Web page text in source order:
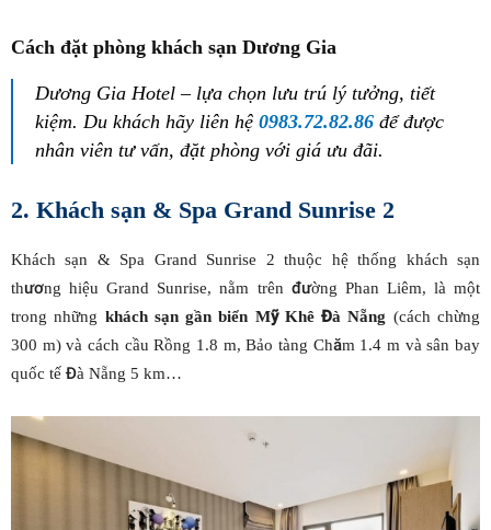
Cách đặt phòng khách sạn Dương Gia
Dương Gia Hotel – lựa chọn lưu trú lý tưởng, tiết
kiệm. Du khách hãy liên hệ 0983.72.82.86 để được
nhân viên tư vấn, đặt phòng với giá ưu đãi.
2. Khách sạn & Spa Grand Sunrise 2
Khách sạn & Spa Grand Sunrise 2 thuộc hệ thống khách sạn
thương hiệu Grand Sunrise, nằm trên đường Phan Liêm, là một
trong những khách sạn gần biển Mỹ Khê Đà Nẵng (cách chừng
300 m) và cách cầu Rồng 1.8 m, Bảo tàng Chăm 1.4 m và sân bay
quốc tế Đà Nẵng 5 km…